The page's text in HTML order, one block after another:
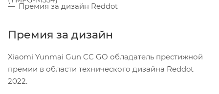
Премия за дизайн Reddot
Премия за дизайн
Xiaomi Yunmai Gun CC GO обладатель престижной
премии в области технического дизайна Reddot
2022.